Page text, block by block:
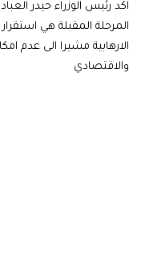
اكد رئيس الوزراء حيدر
المرحلة المقبلة هي
الارهابية مشيرا الى عدم
والاقتصادي